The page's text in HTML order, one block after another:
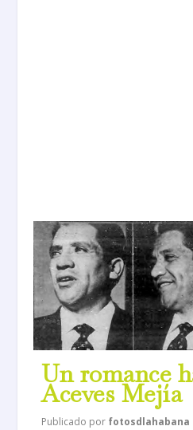
Un romance
Aceves Mejía
Publicado por fotosdlahabana